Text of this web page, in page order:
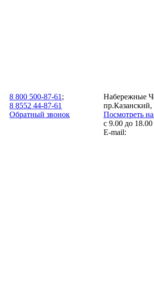
8 800 500-87-61 ;
8 8552 44-87-61
Обратный звонок
Набережные
пр.Казанский,
Посмотреть
с 9.00 до
E-mail: